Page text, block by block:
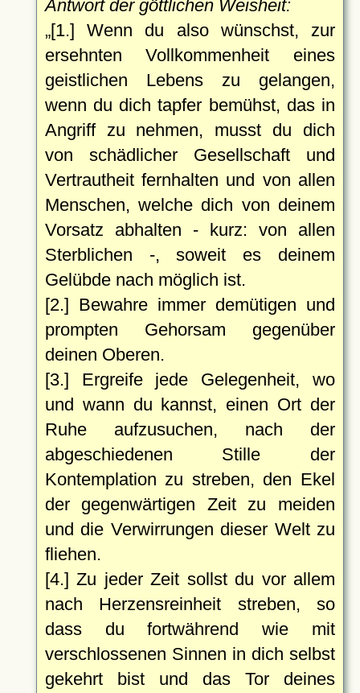
Antwort der göttlichen Weisheit:
[1.] Wenn du also wünschst, zur
ersehnten Vollkommenheit eines
geistlichen Lebens zu gelangen,
wenn du dich tapfer bemühst, das in
Angriff zu nehmen, musst du dich
von schädlicher Gesellschaft und
Vertrautheit fernhalten und von allen
Menschen, welche dich von deinem
Vorsatz abhalten - kurz: von allen
Sterblichen -, soweit es deinem
Gelübde nach möglich ist.
[2.] Bewahre immer demütigen und
prompten Gehorsam gegenüber
deinen Oberen.
[3.] Ergreife jede Gelegenheit, wo
und wann du kannst, einen Ort der
Ruhe aufzusuchen, nach der
abgeschiedenen Stille der
Kontemplation zu streben, den Ekel
der gegenwärtigen Zeit zu meiden
und die Verwirrungen dieser Welt zu
fliehen.
[4.] Zu jeder Zeit sollst du vor allem
nach Herzensreinheit streben, so
dass du fortwährend wie mit
verschlossenen Sinnen in dich selbst
gekehrt bist und das Tor deines